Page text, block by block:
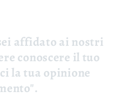
affidato ai nostri
conoscere il tuo
la tua opinione